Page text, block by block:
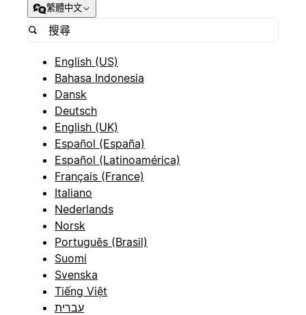
繁體中文
English (US)
Bahasa Indonesia
Dansk
Deutsch
English (UK)
Español (España)
Español (Latinoamérica)
Français (France)
Italiano
Nederlands
Norsk
Português (Brasil)
Suomi
Svenska
Tiếng Việt
עברית